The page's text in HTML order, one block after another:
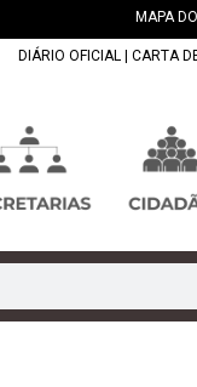
MAPA
DIÁRIO OFICIAL CARTA